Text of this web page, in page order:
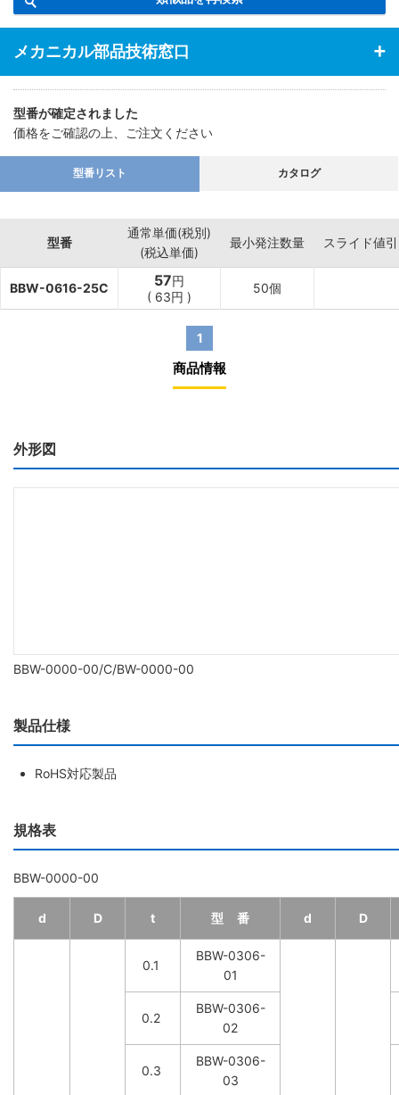
メカニカル部品技術窓口
型番が確定されました
価格をご確認の上、ご注文ください
型番リスト カタログ
型番
通常単価(税別)
(税込単価)
最小発注数量 スライド値引
BBW-0616-25C 57円
( 63円 )
50個
1
商品情報
外形図
BBW-0000-00/C/BW-0000-00
製品仕様
RoHS対応製品
規格表
BBW-0000-00
d D t 型 番 d D
0.1
BBW-0306-
01
0.2
BBW-0306-
02
0.3
BBW-0306-
03